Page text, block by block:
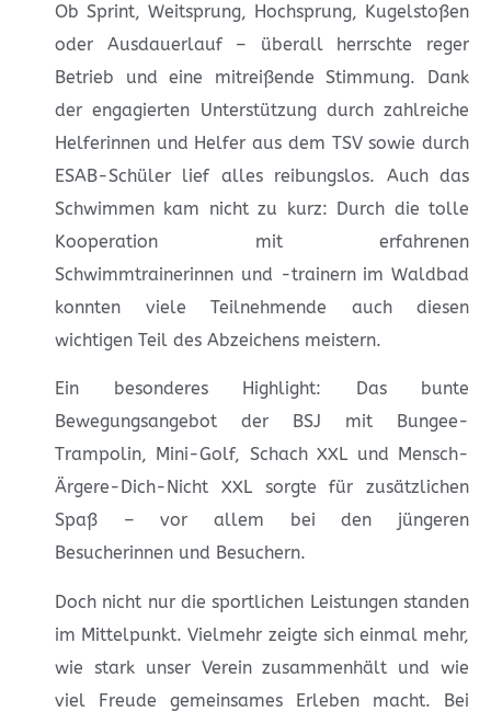
Ob Sprint, Weitsprung, Hochsprung, Kugelstoßen
oder Ausdauerlauf – überall herrschte reger
Betrieb und eine mitreißende Stimmung. Dank
der engagierten Unterstützung durch zahlreiche
Helferinnen und Helfer aus dem TSV sowie durch
ESAB-Schüler lief alles reibungslos. Auch das
Schwimmen kam nicht zu kurz: Durch die tolle
Kooperation mit erfahrenen
Schwimmtrainerinnen und -trainern im Waldbad
konnten viele Teilnehmende auch diesen
wichtigen Teil des Abzeichens meistern.
Ein besonderes Highlight: Das bunte
Bewegungsangebot der BSJ mit Bungee-
Trampolin, Mini-Golf, Schach XXL und Mensch-
Ärgere-Dich-Nicht XXL sorgte für zusätzlichen
Spaß – vor allem bei den jüngeren
Besucherinnen und Besuchern.
Doch nicht nur die sportlichen Leistungen standen
im Mittelpunkt. Vielmehr zeigte sich einmal mehr,
wie stark unser Verein zusammenhält und wie
viel Freude gemeinsames Erleben macht. Bei